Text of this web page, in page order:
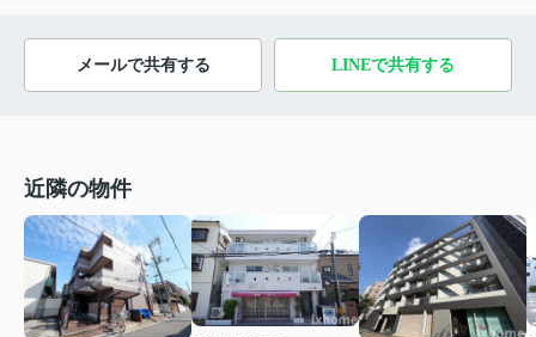
メールで共有する LINEで共有する
近隣の物件